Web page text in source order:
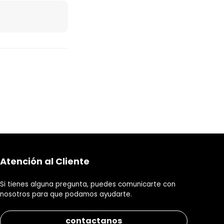
Atención al Cliente
Si tienes alguna pregunta, puedes comunicarte con
nosotros para que podamos ayudarte.
contactanos